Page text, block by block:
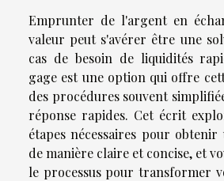
Emprunter de l'argent en
valeur peut s'avérer être une
cas de besoin de liquidités
gage est une option qui offre
des procédures souvent
réponse rapides. Cet écrit
étapes nécessaires pour
de manière claire et concise, et
le processus pour transformer